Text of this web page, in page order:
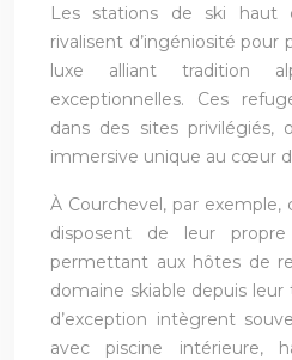
Les stations de ski haut
rivalisent d’ingéniosité pour
luxe alliant tradition
exceptionnelles. Ces
dans des sites privilégiés,
immersive unique au cœur
À Courchevel, par exemple,
disposent de leur
permettant aux hôtes de
domaine skiable depuis leur
d’exception intègrent
avec piscine intérieure,